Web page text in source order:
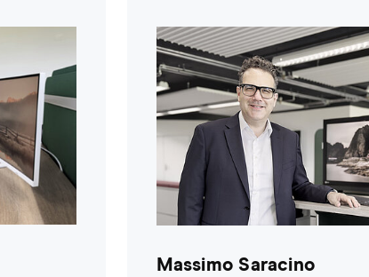
Massimo Saracino